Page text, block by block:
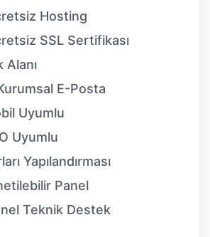
Hosting
SSL Sertifikası
Alanı
E-Posta
Uyumlu
Uyumlu
Yapılandırması
Panel
Teknik Destek